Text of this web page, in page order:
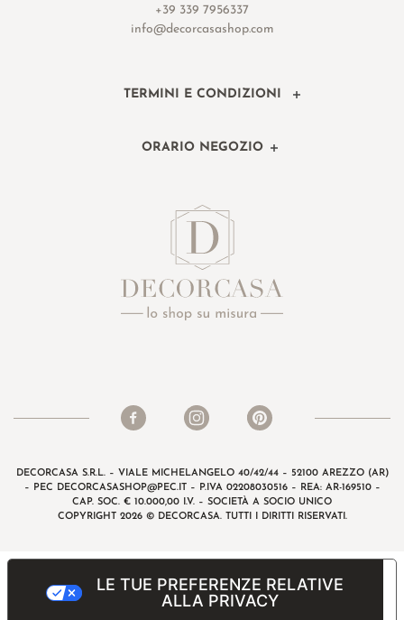
+39 339 7956337
info@decorcasashop.com
TERMINI E CONDIZIONI
ORARIO NEGOZIO
DECORCASA S.R.L. – VIALE MICHELANGELO 40/42/44 – 52100 AREZZO (AR)
– PEC DECORCASASHOP@PEC.IT– P.IVA 02208030516 – REA: AR-169510 –
CAP. SOC. € 10.000,00 I.V. – SOCIETÀ A SOCIO UNICO
COPYRIGHT 2026 © DECORCASA. TUTTI I DIRITTI RISERVATI.
LE TUE PREFERENZE RELATIVE
ALLA PRIVACY